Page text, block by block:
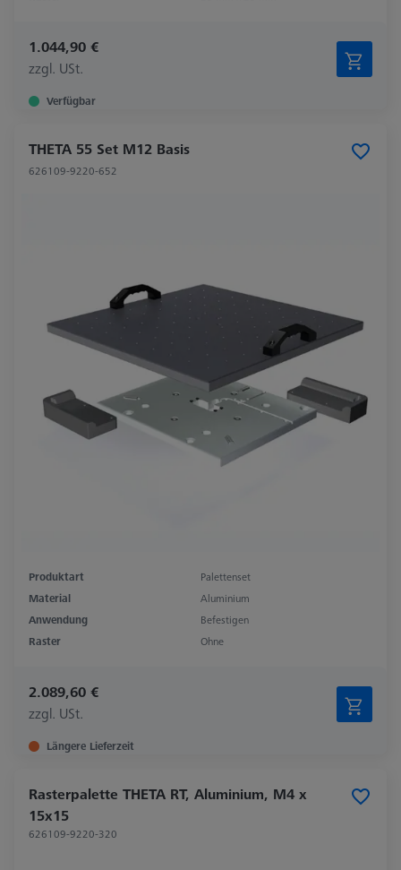
1.044,90 €
zzgl. USt.
Verfügbar
THETA 55 Set M12 Basis
626109-9220-652
Produktart
Palettenset
Material
Aluminium
Anwendung
Befestigen
Raster
Ohne
2.089,60 €
zzgl. USt.
Längere Lieferzeit
Rasterpalette THETA RT, Aluminium, M4 x
15x15
626109-9220-320